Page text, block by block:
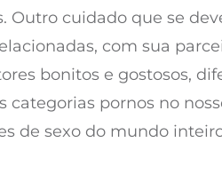
cuidado que se
com sua
bonitos e gostosos,
pornos no
de sexo do mundo